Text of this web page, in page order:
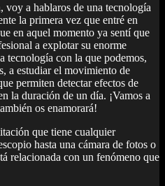
voy a hablaros de una tecnología
la primera vez que entré en
en aquel momento ya sentí que
a explotar su enorme
tecnología con la que podemos,
a estudiar el movimiento de
permiten detectar efectos de
la duración de un día. ¡Vamos a
os enamorará!
que tiene cualquier
hasta una cámara de fotos o
relacionada con un fenómeno que